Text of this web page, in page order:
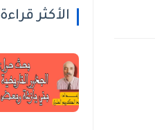
الأكثر قراءة